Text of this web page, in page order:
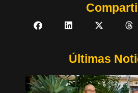
Últimas